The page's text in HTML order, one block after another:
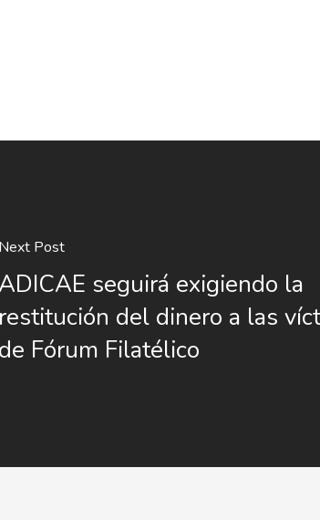
Next Post
ADICAE seguirá exigiendo la
restitución del dinero a las
de Fórum Filatélico